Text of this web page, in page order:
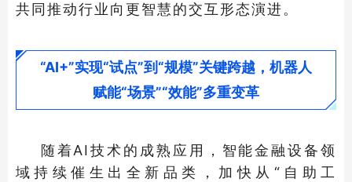
共同推动行业向更智慧的交互形态演进。
“AI+”实现“试点”到“规模”关键跨越，机器人
赋能“场景”“效能”多重变革
随着AI技术的成熟应用，智能金融设备领
域持续催生出全新品类，加快从“自助工